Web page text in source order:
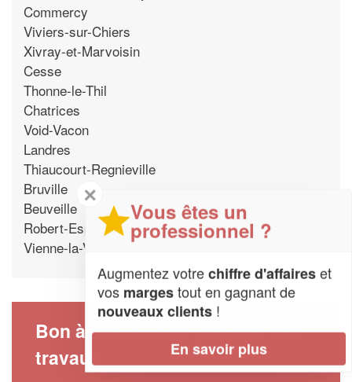
Commercy
Viviers-sur-Chiers
Xivray-et-Marvoisin
Cesse
Thonne-le-Thil
Chatrices
Void-Vacon
Landres
Thiaucourt-Regnieville
Bruville
Beuveille
Robert-Espagne
Vienne-la-Ville
Bon à savoir pour préparer ses
travaux
✕
Vous êtes un
professionnel ?
Augmentez votrechiffre d'affaireset
vos margestout en gagnant de
nouveaux clients !
En savoir plus